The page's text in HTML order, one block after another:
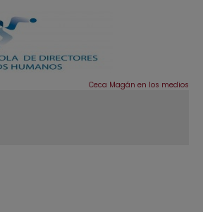
Ceca Magán en los medios